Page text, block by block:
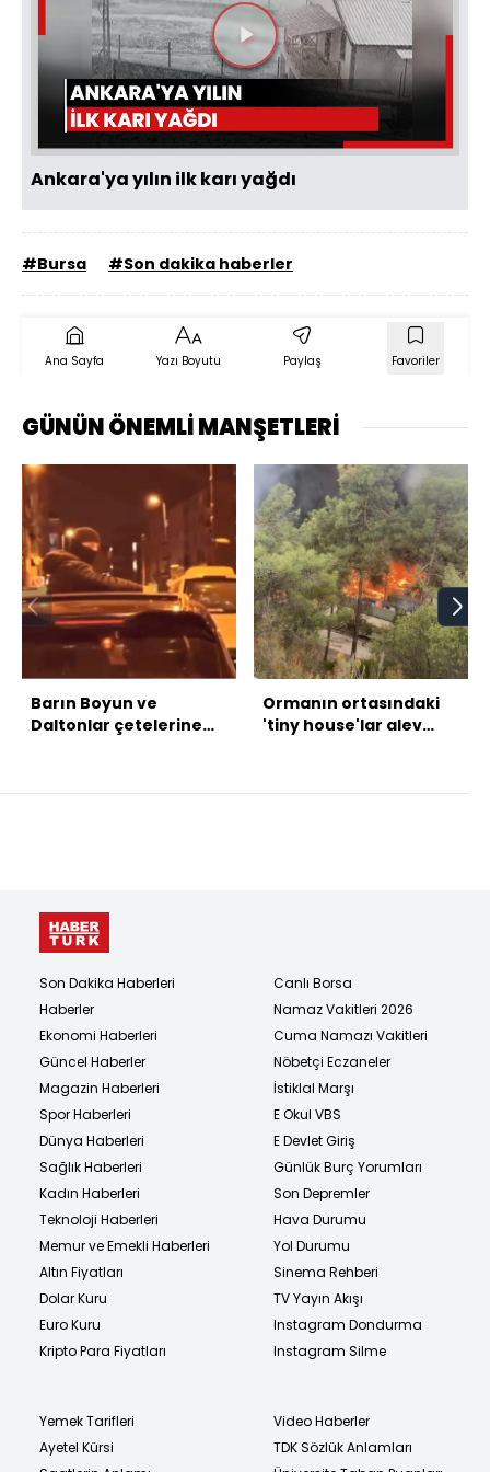
Videoyu
Ankara'ya yılın ilk karı yağdı
#Bursa #Son dakika haberler
Ana Sayfa Yazı Boyutu Paylaş Favoriler
GÜNÜN ÖNEMLİ MANŞETLERİ
Barın Boyun ve
Daltonlar çetelerine
Ormanın ortasındaki
'tiny house'lar alev
Son Dakika Haberleri
Haberler
Ekonomi Haberleri
Güncel Haberler
Magazin Haberleri
Spor Haberleri
Dünya Haberleri
Sağlık Haberleri
Kadın Haberleri
Teknoloji Haberleri
Memur ve Emekli Haberleri
Altın Fiyatları
Dolar Kuru
Euro Kuru
Kripto Para Fiyatları
Canlı Borsa
Namaz Vakitleri 2026
Cuma Namazı Vakitleri
Nöbetçi Eczaneler
İstiklal Marşı
E Okul VBS
E Devlet Giriş
Günlük Burç Yorumları
Son Depremler
Hava Durumu
Yol Durumu
Sinema Rehberi
TV Yayın Akışı
Instagram Dondurma
Instagram Silme
Yemek Tarifleri
Ayetel Kürsi
Video Haberler
TDK Sözlük Anlamları